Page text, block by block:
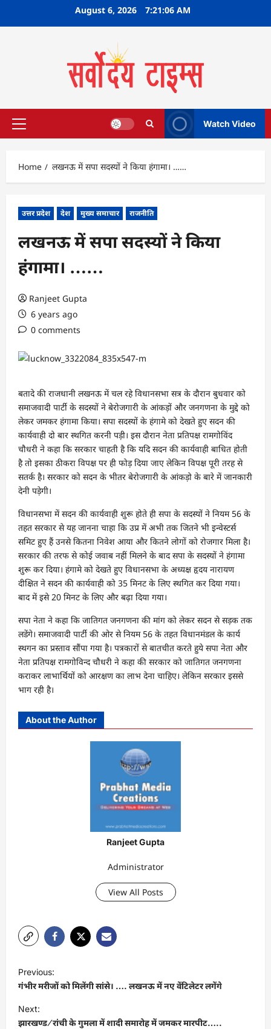
August 6, 2026 7:21:07 AM
Primary
Watch Video
Home लखनऊ में सपा सदस्यों ने किया हंगामा। ……
उत्तर प्रदेश देश मुख्य समाचार राजनीति
लखनऊ में सपा सदस्यों ने किया
हंगामा। ……
Ranjeet Gupta
6 years ago
0 comments
बतादे की राजधानी लखनऊ में चल रहे विधानसभा सत्र के दौरान बुधवार को
समाजवादी पार्टी के सदस्यों ने बेरोजगारी के आंकड़ों और जनगणना के मुद्दे को
लेकर जमकर हंगामा किया। सपा सदस्यों के हंगामे को देखते हुए सदन की
कार्यवाही दो बार स्थगित करनी पड़ी। इस दौरान नेता प्रतिपक्ष रामगोविंद
चौधरी ने कहा कि सरकार चाहती है कि यदि सदन की कार्यवाही बाधित होती
है तो इसका ठीकरा विपक्ष पर ही फोड़ दिया जाए लेकिन विपक्ष पूरी तरह से
सतर्क है। सरकार को सदन के भीतर बेरोजगारी के आंकड़ो के बारे में जानकारी
देनी पड़ेगी।
विधानसभा में सदन की कार्यवाही शुरू होते ही सपा के सदस्यों ने नियम 56 के
तहत सरकार से यह जानना चाहा कि उप्र में अभी तक जितने भी इन्वेस्टर्स
समिट हुए हैं उनसे कितना निवेश आया और कितने लोगों को रोजगार मिला है।
सरकार की तरफ से कोई जवाब नहीं मिलने के बाद सपा के सदस्यों ने हंगामा
शुरू कर दिया। हंगामे को देखते हुए विधानसभा के अध्यक्ष हृदय नारायण
दीक्षित ने सदन की कार्यवाही को 35 मिनट के लिए स्थगित कर दिया गया।
बाद में इसे 20 मिनट के लिए और बढ़ा दिया गया।
सपा नेता ने कहा कि जातिगत जनगणना की मांग को लेकर सदन से सड़क तक
लडेंगे। समाजवादी पार्टी की ओर से नियम 56 के तहत विधानमंडल के कार्य
स्थगन का प्रस्ताव सौंपा गया है। पत्रकारों से बातचीत करते हुये सपा नेता और
नेता प्रतिपक्ष रामगोविन्द चौधरी ने कहा की सरकार को जातिगत जनगणना
कराकर लाभार्थियों को आरक्षण का लाभ देना चाहिए। लेकिन सरकार इससे
भाग रही है।
About the Author
Ranjeet Gupta
Administrator
View All Posts
o
s
t
Previous:
गंभीर मरीजों को मिलेंगी सांसे। …. लखनऊ में नए वेंटिलेटर लगेंगे
Next:
झारखण्ड ⁄ रांची के गुमला में शादी समारोह में जमकर मारपीट…..